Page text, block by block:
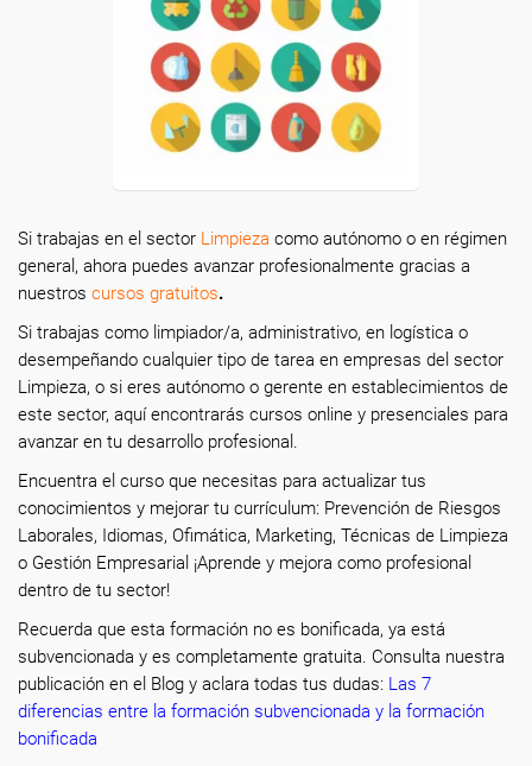
Si trabajas en el sector Limpieza como autónomo o en régimen
general, ahora puedes avanzar profesionalmente gracias a
nuestros cursos gratuitos.
Si trabajas como limpiador/a, administrativo, en logística o
desempeñando cualquier tipo de tarea en empresas del sector
Limpieza, o si eres autónomo o gerente en establecimientos de
este sector, aquí encontrarás cursos online y presenciales para
avanzar en tu desarrollo profesional.
Encuentra el curso que necesitas para actualizar tus
conocimientos y mejorar tu currículum: Prevención de Riesgos
Laborales, Idiomas, Ofimática, Marketing, Técnicas de Limpieza
o Gestión Empresarial ¡Aprende y mejora como profesional
dentro de tu sector!
Recuerda que esta formación no es bonificada, ya está
subvencionada y es completamente gratuita. Consulta nuestra
publicación en el Blog y aclara todas tus dudas: Las 7
diferencias entre la formación subvencionada y la formación
bonificada